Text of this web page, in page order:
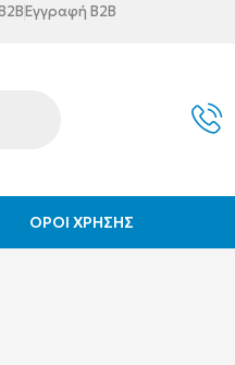
Εγγραφή B2B
ΌΡΟΙ ΧΡΉΣΗΣ